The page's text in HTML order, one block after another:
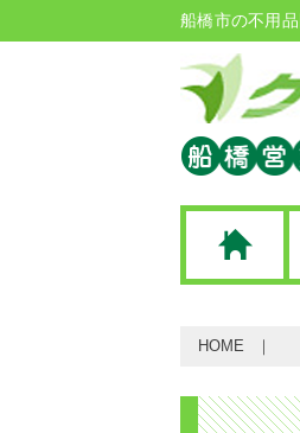
船橋市の不用
HOME